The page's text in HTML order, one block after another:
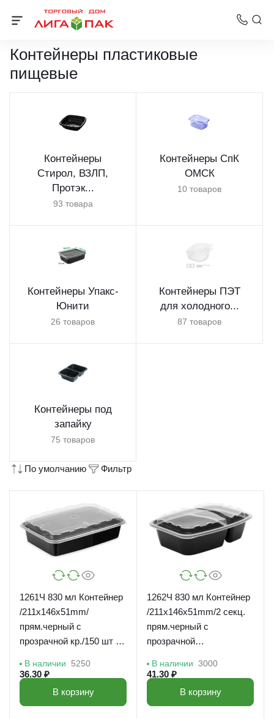
Каталог товаров
Контейнеры пластиковые
пищевые
Контейнеры
Стирол, ВЗЛП,
Протэк...
93 товара
Контейнеры СпК
ОМСК
10 товаров
Контейнеры Упакс-
Юнити
26 товаров
Контейнеры ПЭТ
для холодного...
87 товаров
Контейнеры под
запайку
75 товаров
По умолчанию Фильтр
1261Ч 830 мл Контейнер
/211x146x51mm/
прям.черный с
прозрачной кр./150 шт в
В наличии 5250
36.30 ₽
В корзину
1262Ч 830 мл Контейнер
/211x146x51mm/2 секц.
прям.черный с
прозрачной
В наличии 3000
41.30 ₽
В корзину